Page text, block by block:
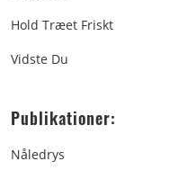
Hold Træet Friskt
Vidste Du
Publikationer:
Nåledrys